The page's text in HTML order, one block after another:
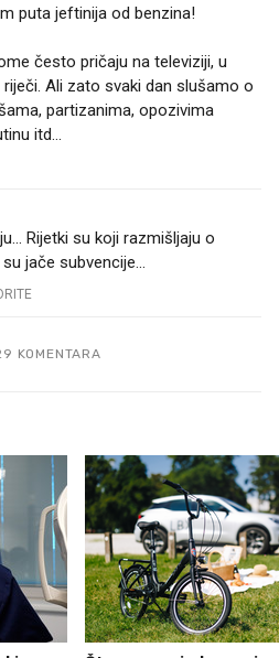
puta jeftinija od benzina!
često pričaju na televiziji, u
Ali zato svaki dan slušamo o
partizanima, opozivima
itd...
Rijetki su koji razmišljaju o
jače subvencije...
KOMENTARA